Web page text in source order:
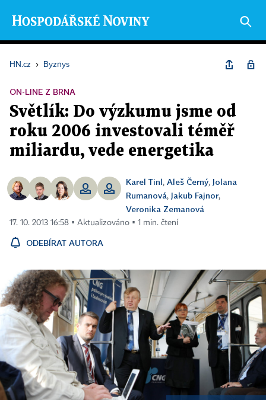
HN.cz › Byznys
ON-LINE Z BRNA
Světlík: Do výzkumu jsme od
roku 2006 investovali téměř
miliardu, vede energetika
Karel Tinl, Aleš Černý, Jolana
Rumanová, Jakub Fajnor,
Veronika Zemanová
17. 10. 2013 16:58 ▪ Aktualizováno ▪ 1 min. čtení
ODEBÍRAT AUTORA